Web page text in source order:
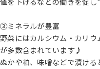
③ミネラルが豊富
野菜にはカルシウム・カリ
が多数含まれています♪
ぬかや粕、味噌などで漬け